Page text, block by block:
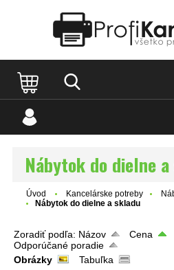
Nábytok do dielne
Úvod Kancelárske potreby
Nábytok do dielne a skladu
Zoradiť podľa: Názov Cena
Odporúčané poradie
Obrázky
Tabuľka
Katalóg internetových stránok